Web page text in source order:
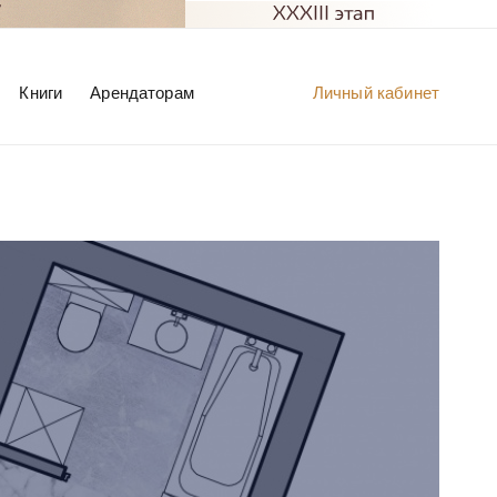
Личный кабинет
Книги Арендаторам